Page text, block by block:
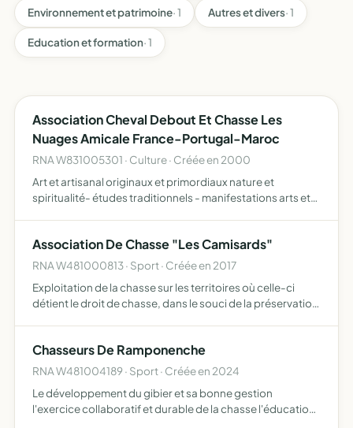
Environnement et patrimoine· 1 Autres et divers· 1
Education et formation· 1
Association Cheval Debout Et Chasse Les
Nuages Amicale France-Portugal-Maroc
RNA W831005301 · Culture · Créée en 2000
Art et artisanal originaux et primordiaux nature et
spiritualité- études traditionnels - manifestations arts et
Association De Chasse "Les Camisards"
RNA W481000813 · Sport · Créée en 2017
Exploitation de la chasse sur les territoires où celle-ci
détient le droit de chasse, dans le souci de la préservation
Chasseurs De Ramponenche
RNA W481004189 · Sport · Créée en 2024
Le développement du gibier et sa bonne gestion
l'exercice collaboratif et durable de la chasse l'éducation